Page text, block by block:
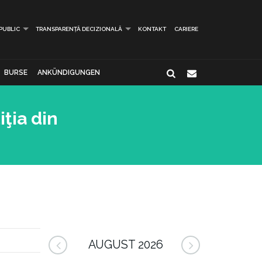
TRANSPARENȚĂ DECIZIONALĂ KONTAKT CARIERE
BURSE ANKÜNDIGUNGEN
din
AUGUST 2026